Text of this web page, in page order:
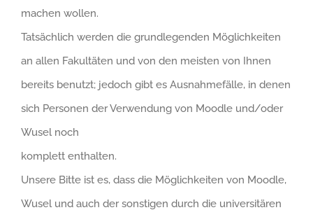
machen wollen.
Tatsächlich werden die grundlegenden Möglichkeiten
an allen Fakultäten und von den meisten von Ihnen
bereits benutzt; jedoch gibt es Ausnahmefälle, in denen
sich Personen der Verwendung von Moodle und/oder
Wusel noch
komplett enthalten.
Unsere Bitte ist es, dass die Möglichkeiten von Moodle,
Wusel und auch der sonstigen durch die universitären